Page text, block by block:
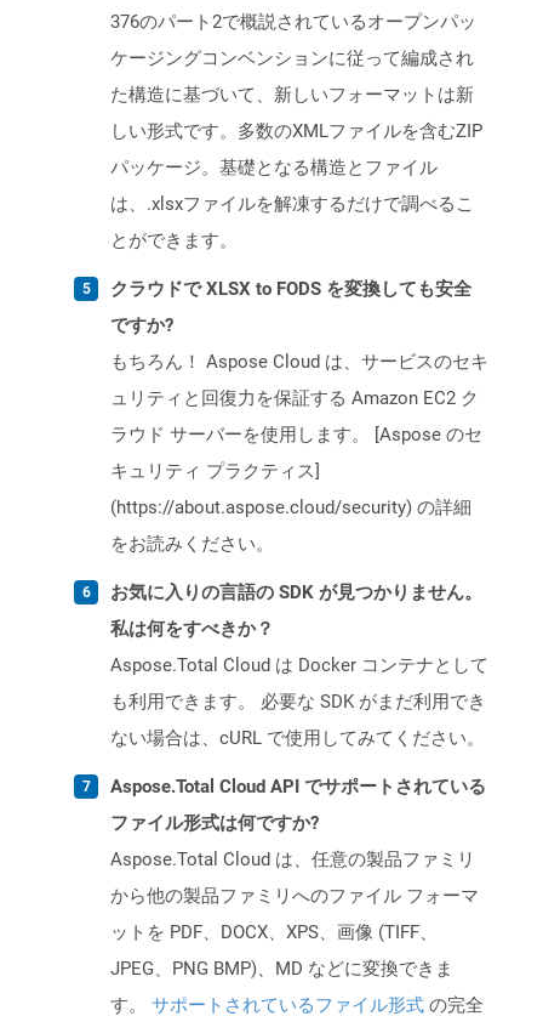
376のパート2で概説されているオープンパッ
ケージングコンベンションに従って編成され
た構造に基づいて、新しいフォーマットは新
しい形式です。多数のXMLファイルを含むZIP
パッケージ。基礎となる構造とファイル
は、.xlsxファイルを解凍するだけで調べるこ
とができます。
クラウドで XLSX to FODS を変換しても安全
ですか?
もちろん！ Aspose Cloud は、サービスのセキ
ュリティと回復力を保証する Amazon EC2 ク
ラウド サーバーを使用します。 [Aspose のセ
キュリティ プラクティス]
(https://about.aspose.cloud/security) の詳細
をお読みください。
お気に入りの言語の SDK が見つかりません。
私は何をすべきか？
Aspose.Total Cloud は Docker コンテナとして
も利用できます。 必要な SDK がまだ利用でき
ない場合は、cURL で使用してみてください。
Aspose.Total Cloud API でサポートされている
ファイル形式は何ですか?
Aspose.Total Cloud は、任意の製品ファミリ
から他の製品ファミリへのファイル フォーマ
ットを PDF、DOCX、XPS、画像 (TIFF、
JPEG、PNG BMP)、MD などに変換できま
す。 サポートされているファイル形式 の完全